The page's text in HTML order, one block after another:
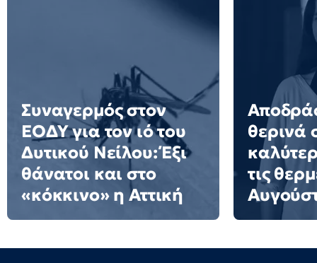
Συναγερμός στον
ΕΟΔΥ για τον ιό του
Δυτικού Νείλου: Έξι
θάνατοι και στο
«κόκκινο» η Αττική
θερινά
τις